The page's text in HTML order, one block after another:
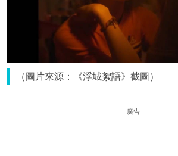
（圖片來源：《浮城絮語》截圖）
廣告